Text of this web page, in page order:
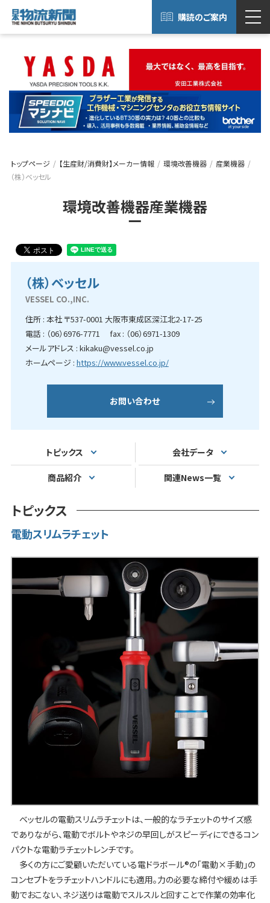
購読のご案内
トップページ 【生産財/消費財】メーカー情報 環境改善機器
産業機器
（株）ベッセル
環境改善機器産業機器
（株）ベッセル
VESSEL CO.,INC.
住所 : 本社 〒537-0001 大阪市東成区深江北2-17-25
電話 : （06）6976-7771 fax : （06）6971-1309
メールアドレス : kikaku@vessel.co.jp
ホームページ : https://www.vessel.co.jp/
お問い合わせ
トピックス 会社データ
商品紹介 関連News一覧
トピックス
電動スリムラチェット
ベッセルの電動スリムラチェットは、一般的なラチェットのサイズ感
でありながら、電動でボルトやネジの早回しがスピーディにできるコン
パクトな電動ラチェットレンチです。
多くの方にご愛顧いただいている電ドラボール®の「電動×手動」の
コンセプトをラチェットハンドルにも適用。力の必要な締付や緩めは手
動でおこない、ネジ送りは電動でスルスルと回すことで作業の効率化